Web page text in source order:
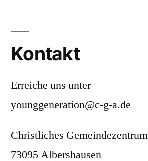
Kontakt
Erreiche uns unter
younggeneration@c-g-a.de
Christliches
73095 Albershausen